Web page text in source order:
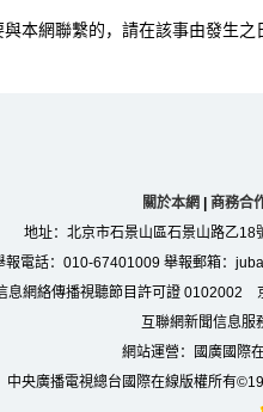
本網聯繫的，請在該事由發生之
關於本網 商務合
地址：北京市石景山區石景山路乙
電話：010-67401009 舉報郵箱：
息網絡傳播視聽節目許可證 0102002
互聯網新聞信息
網站運營：國廣國際
中央廣播電視總台國際在線版權所有